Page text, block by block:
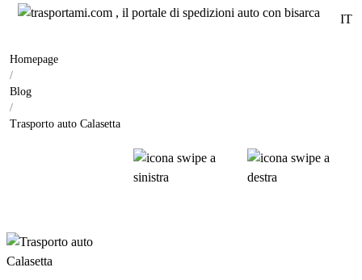
IT
Homepage
/
Blog
/
Trasporto auto Calasetta